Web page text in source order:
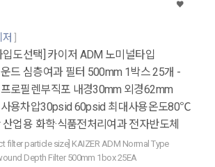
입도선택] 카이저 ADM 노미널타입
드 심층여과 필터 500mm 1박스 25개 -
로필렌부직포 내경30mm 외경62mm
용차압30psid 60psid 최대사용온도80℃
산업용 화학·식품전처리여과 전자반도체
filter particle size] KAIZER ADM Normal Type
Depth Filter 500mm 1box 25EA